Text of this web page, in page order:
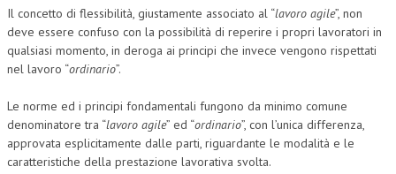
Il concetto di flessibilità, giustamente associato al “lavoro agile”, non
deve essere confuso con la possibilità di reperire i propri lavoratori in
qualsiasi momento, in deroga ai principi che invece vengono rispettati
nel lavoro “ordinario”.
Le norme ed i principi fondamentali fungono da minimo comune
denominatore tra “lavoro agile” ed “ordinario”, con l’unica differenza,
approvata esplicitamente dalle parti, riguardante le modalità e le
caratteristiche della prestazione lavorativa svolta.